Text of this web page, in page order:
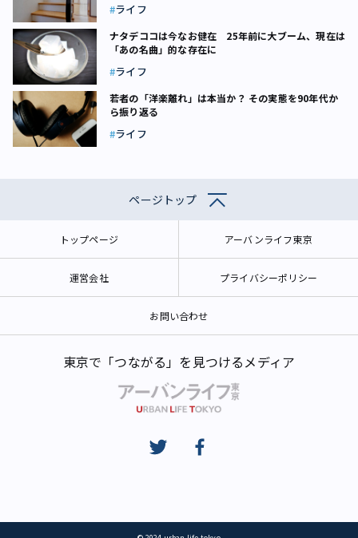
ライフ
ナタデココは今なお健在 25年前に大ブーム、現在は
「あの名曲」的な存在に
ライフ
若者の「洋楽離れ」は本当か？ その実態を90年代か
ら振り返る
ライフ
ページトップ
トップページ アーバンライフ東京
運営会社 プライバシーポリシー
お問い合わせ
東京で「つながる」を見つけるメディア